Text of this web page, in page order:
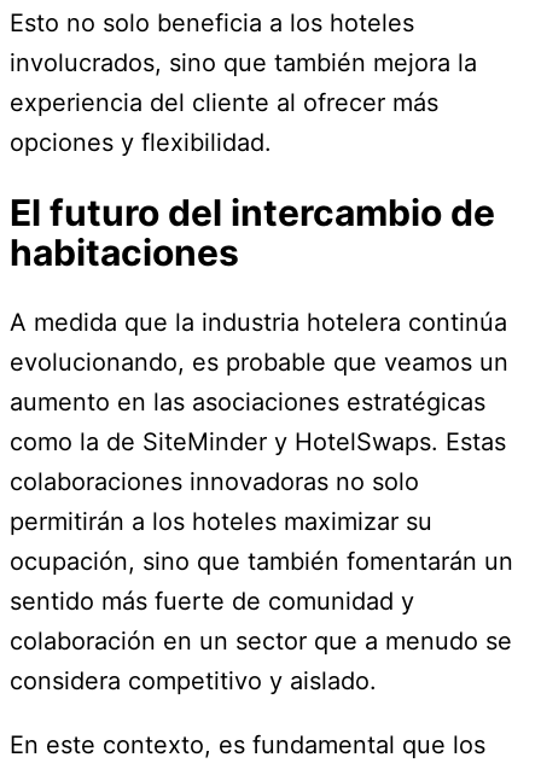
Esto no solo beneficia a los hoteles
involucrados, sino que también mejora la
experiencia del cliente al ofrecer más
opciones y flexibilidad.
El futuro del intercambio de
habitaciones
A medida que la industria hotelera continúa
evolucionando, es probable que veamos un
aumento en las asociaciones estratégicas
como la de SiteMinder y HotelSwaps. Estas
colaboraciones innovadoras no solo
permitirán a los hoteles maximizar su
ocupación, sino que también fomentarán un
sentido más fuerte de comunidad y
colaboración en un sector que a menudo se
considera competitivo y aislado.
En este contexto, es fundamental que los